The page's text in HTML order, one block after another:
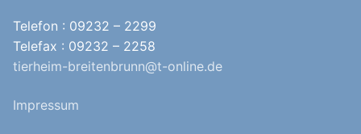
Telefon : 09232 – 2299
Telefax : 09232 – 2258
tierheim-breitenbrunn@t-online.de
Impressum